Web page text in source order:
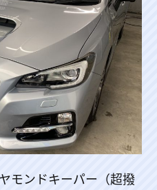
モンドキーパー（超撥